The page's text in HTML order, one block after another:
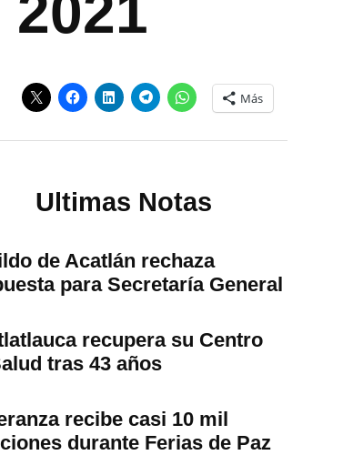
Más
Ultimas Notas
de Acatlán rechaza
para Secretaría General
recupera su Centro
tras 43 años
recibe casi 10 mil
durante Ferias de Paz